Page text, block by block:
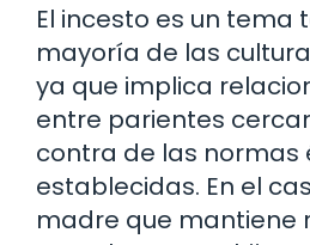
El incesto es un tema
mayoría de las
ya que implica
entre parientes
contra de las normas
establecidas. En el
madre que mantiene